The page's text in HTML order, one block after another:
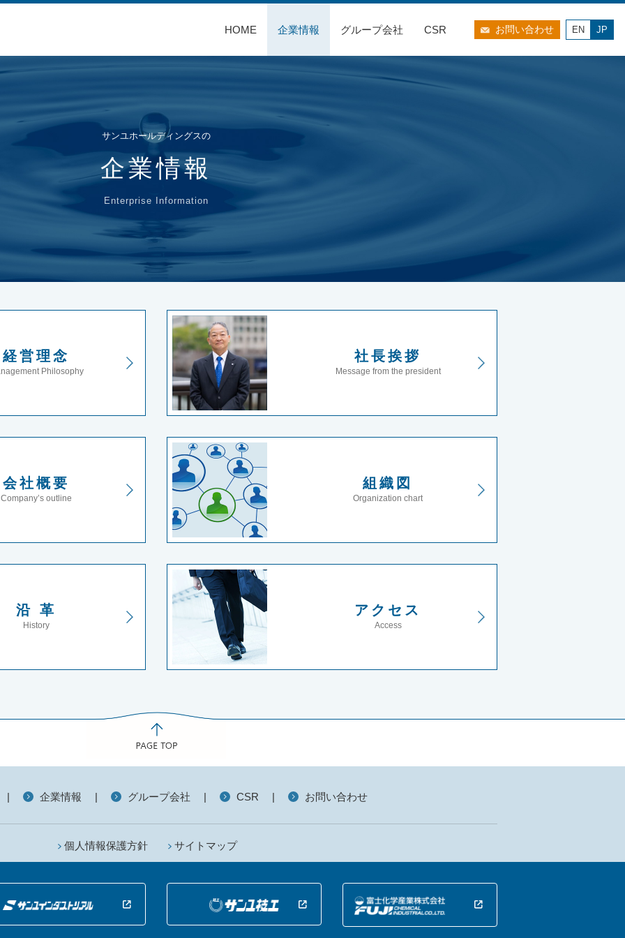
HOME 企業情報 グループ会社 CSR お問い合わせ EN JP
サンユホールディングスの
企業情報
Enterprise Information
経営理念
Philosophy
社長挨拶
Message from the president
会社概要
Company’s outline
組織図
Organization chart
沿 革
History
アクセス
Access
| 企業情報 | グループ会社 | CSR | お問い合わせ
個人情報保護方針 サイトマップ